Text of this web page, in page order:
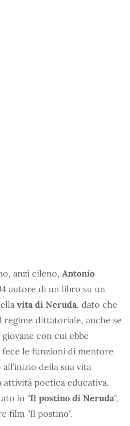
anzi cileno, Antonio
autore di un libro su un
vita di Neruda, dato che
regime dittatoriale, anche se
con cui ebbe
fece le funzioni di mentore
della sua vita
attività poetica educativa,
in "Il postino di Neruda",
film "Il postino".